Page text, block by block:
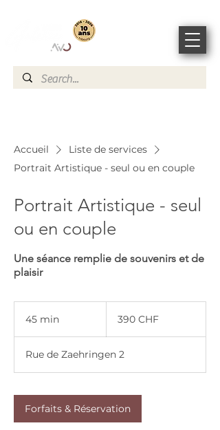
Accueil
Liste de services
Portrait Artistique - seul ou en couple
Portrait Artistique - seul
ou en couple
Une séance remplie de souvenirs et de
plaisir
45 min
i
n
suisses
390 CHF
Rue de Zaehringen 2
Forfaits & Réservation